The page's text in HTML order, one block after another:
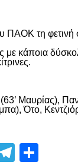
τη φετινή
κάποια
Μαυρίας),
Ότο,